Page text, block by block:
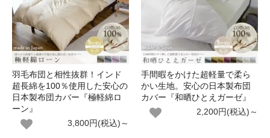
羽毛布団と相性抜群！インド
超長綿を100％使用した安心の
日本製布団カバー『極軽綿ロ
ーン』
3,800円(税込)～
手間暇をかけた超軽量で柔ら
かい生地。安心の日本製布団
カバー『和晒ひとえガーゼ』
2,200円(税込)～